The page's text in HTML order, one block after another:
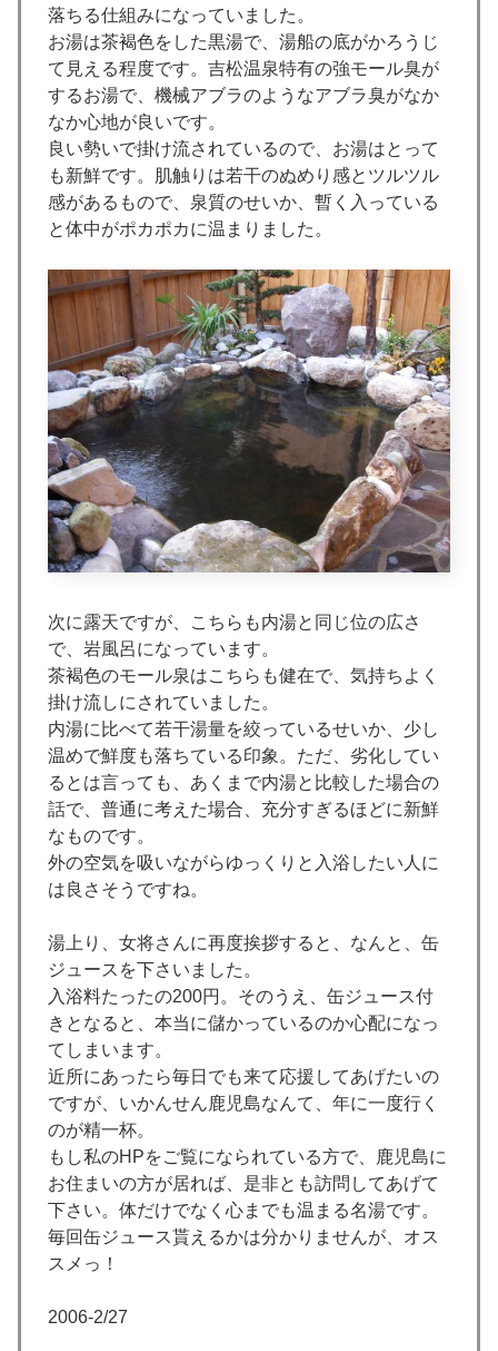
落ちる仕組みになっていました。
お湯は茶褐色をした黒湯で、湯船の底がかろうじ
て見える程度です。吉松温泉特有の強モール臭が
するお湯で、機械アブラのようなアブラ臭がなか
なか心地が良いです。
良い勢いで掛け流されているので、お湯はとって
も新鮮です。肌触りは若干のぬめり感とツルツル
感があるもので、泉質のせいか、暫く入っている
と体中がポカポカに温まりました。
次に露天ですが、こちらも内湯と同じ位の広さ
で、岩風呂になっています。
茶褐色のモール泉はこちらも健在で、気持ちよく
掛け流しにされていました。
内湯に比べて若干湯量を絞っているせいか、少し
温めで鮮度も落ちている印象。ただ、劣化してい
るとは言っても、あくまで内湯と比較した場合の
話で、普通に考えた場合、充分すぎるほどに新鮮
なものです。
外の空気を吸いながらゆっくりと入浴したい人に
は良さそうですね。
湯上り、女将さんに再度挨拶すると、なんと、缶
ジュースを下さいました。
入浴料たったの200円。そのうえ、缶ジュース付
きとなると、本当に儲かっているのか心配になっ
てしまいます。
近所にあったら毎日でも来て応援してあげたいの
ですが、いかんせん鹿児島なんて、年に一度行く
のが精一杯。
もし私のHPをご覧になられている方で、鹿児島に
お住まいの方が居れば、是非とも訪問してあげて
下さい。体だけでなく心までも温まる名湯です。
毎回缶ジュース貰えるかは分かりませんが、オス
スメっ！
2006-2/27